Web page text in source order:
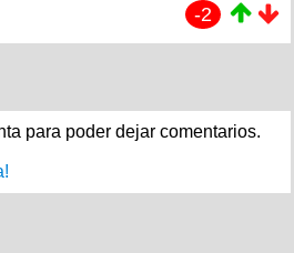
-2
para poder dejar comentarios.